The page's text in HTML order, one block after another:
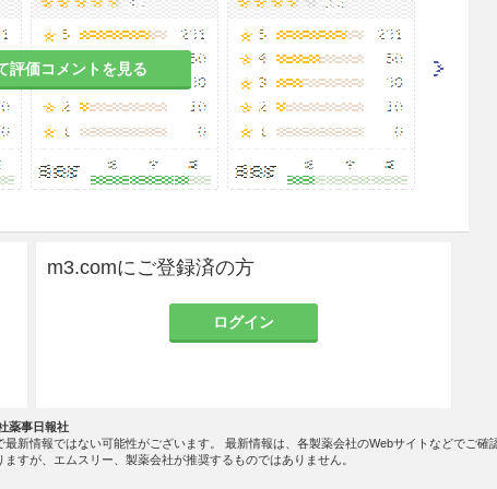
評価コメントを見る
m3.comにご登録済の方
ログイン
薬事日報社
新情報ではない可能性がございます。 最新情報は、各製薬会社のWebサイトなどでご確
すが、エムスリー、製薬会社が推奨するものではありません。